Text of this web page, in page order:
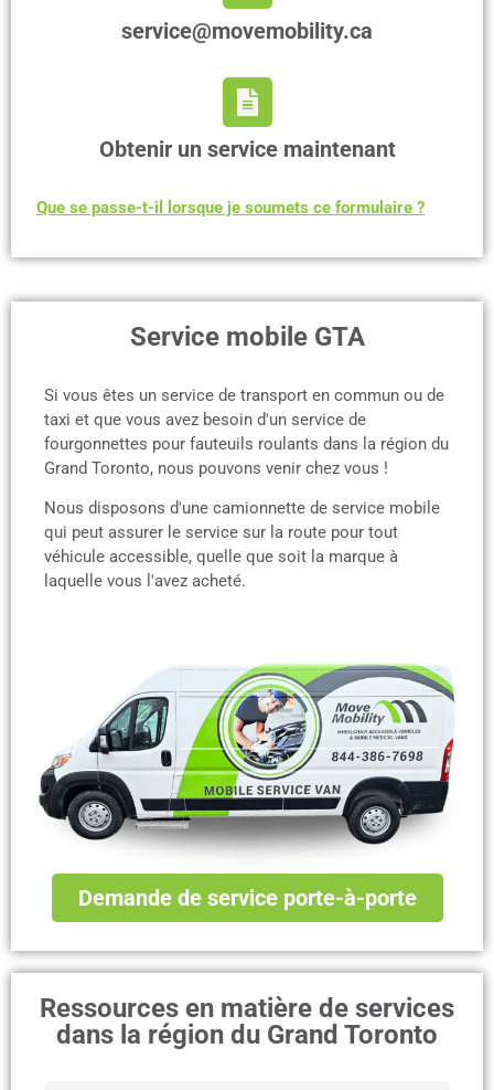
service@movemobility.ca
Obtenir un service maintenant
Que se passe-t-il lorsque je soumets ce formulaire ?
Service mobile GTA
Si vous êtes un service de transport en commun ou de
taxi et que vous avez besoin d'un service de
fourgonnettes pour fauteuils roulants dans la région du
Grand Toronto, nous pouvons venir chez vous !
Nous disposons d'une camionnette de service mobile
qui peut assurer le service sur la route pour tout
véhicule accessible, quelle que soit la marque à
laquelle vous l'avez acheté.
Demande de service porte-à-porte
Ressources en matière de services
dans la région du Grand Toronto